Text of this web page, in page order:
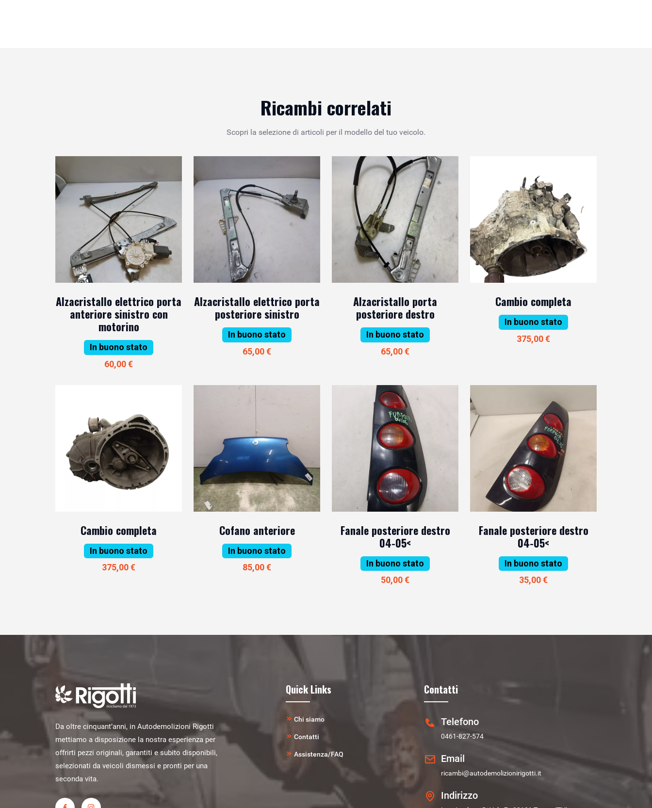
Ricambi correlati
Scopri la selezione di articoli per il modello del tuo veicolo.
Alzacristallo elettrico porta
anteriore sinistro con
motorino
In buono stato
60,00 €
Alzacristallo elettrico porta
posteriore sinistro
In buono stato
65,00 €
Alzacristallo porta
posteriore destro
In buono stato
65,00 €
Cambio completa
In buono stato
375,00 €
Cambio completa
In buono stato
375,00 €
Cofano anteriore
In buono stato
85,00 €
Fanale posteriore destro
04-05<
In buono stato
50,00 €
Fanale posteriore destro
04-05<
In buono stato
35,00 €
Da oltre cinquant’anni, in Autodemolizioni Rigotti
mettiamo a disposizione la nostra esperienza per
offrirti pezzi originali, garantiti e subito disponibili,
selezionati da veicoli dismessi e pronti per una
seconda vita.
Quick Links
Chi siamo
Contatti
Assistenza/FAQ
Contatti
Telefono
0461-827-574
Email
ricambi@autodemolizionirigotti.it
Indirizzo